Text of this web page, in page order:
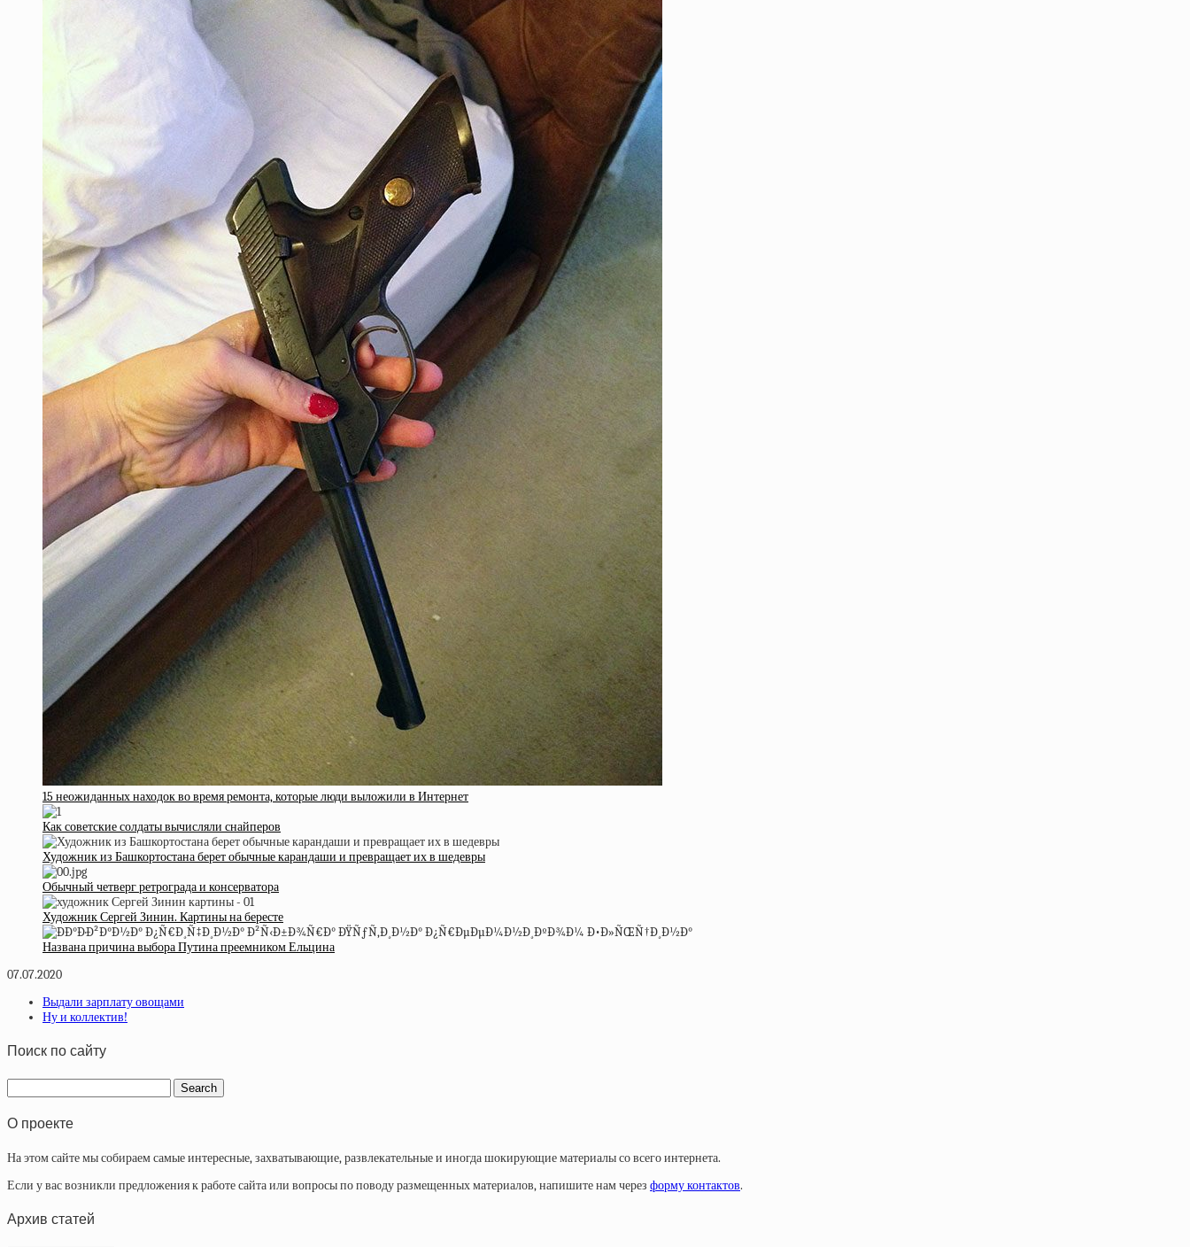
15 неожиданных находок во время ремонта, которые люди выложили в Интернет
Как советские солдаты вычисляли снайперов
Художник из Башкортостана берет обычные карандаши и превращает их в шедевры
Обычный четверг ретрограда и консерватора
Художник Сергей Зинин. Картины на бересте
Названа причина выбора Путина преемником Ельцина
07.07.2020
Выдали зарплату овощами
Ну и коллектив!
Поиск по сайту
О проекте
На этом сайте мы собираем самые интересные, захватывающие, развлекательные и иногда шокирующие материалы со всего интернета.
Если у вас возникли предложения к работе сайта или вопросы по поводу размещенных материалов, напишите нам через форму контактов.
Архив статей